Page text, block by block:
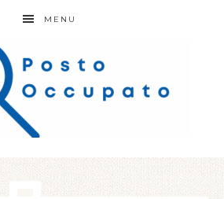
MENU